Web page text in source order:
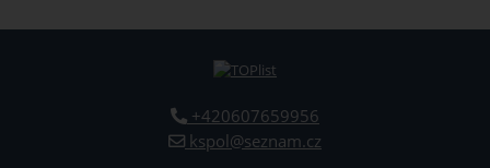
+420607659956
kspol@seznam.cz